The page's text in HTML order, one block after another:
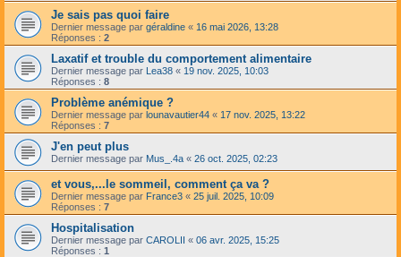
Je sais pas quoi faire
Dernier message par géraldine « 16 mai 2026, 13:28
Réponses : 2
Laxatif et trouble du comportement alimentaire
Dernier message par Lea38 « 19 nov. 2025, 10:03
Réponses : 8
Problème anémique ?
Dernier message par lounavautier44 « 17 nov. 2025, 13:22
Réponses : 7
J'en peut plus
Dernier message par Mus_.4a « 26 oct. 2025, 02:23
et vous,...le sommeil, comment ça va ?
Dernier message par France3 « 25 juil. 2025, 10:09
Réponses : 7
Hospitalisation
Dernier message par CAROLII « 06 avr. 2025, 15:25
Réponses : 1